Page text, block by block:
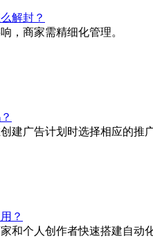
解封？
，商家需精细化管理。
建广告计划时选择相应的推
？
和个人创作者快速搭建自动